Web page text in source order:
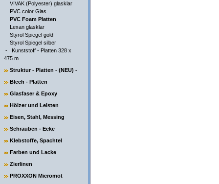
VIVAK (Polyester) glasklar
PVC color Glas
PVC Foam Platten
Lexan glasklar
Styrol Spiegel gold
Styrol Spiegel silber
- Kunststoff - Platten 328 x
475 m
Struktur - Platten - (NEU) -
Blech - Platten
Glasfaser & Epoxy
Hölzer und Leisten
Eisen, Stahl, Messing
Schrauben - Ecke
Klebstoffe, Spachtel
Farben und Lacke
Zierlinen
PROXXON Micromot